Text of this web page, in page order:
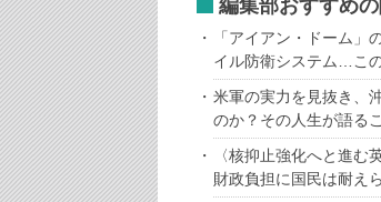
編集部おすすめ
「アイアン・ドーム
イル防衛システム…こ
米軍の実力を見抜き、
のか？その人生が語る
〈核抑止強化へと進む
財政負担に国民は耐え